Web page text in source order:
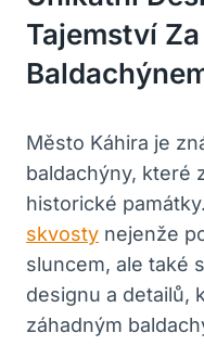
Tajemství
Město Káhira je
baldachýny, které
historické
skvosty nejenže
sluncem, ale také
designu a detailů,
záhadným